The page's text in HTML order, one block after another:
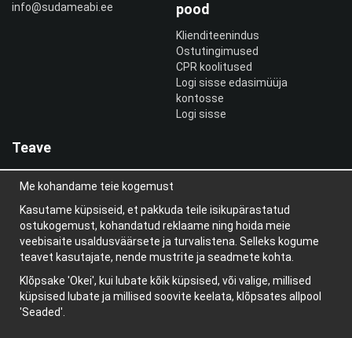
info@sudameabi.ee pood
Klienditeenindus
Ostutingimused
CPR koolitused
Logi sisse edasimüüja
kontosse
Logi sisse
Teave
Meist
uudiskiri
Teave küpsiste kohta
Blogi
Me kohandame teie kogemust
Kasutame küpsiseid, et pakkuda teile isikupärastatud
ostukogemust, kohandatud reklaame ning hoida meie
veebisaite usaldusväärsete ja turvalistena. Selleks kogume
teavet kasutajate, nende mustrite ja seadmete kohta.
Klõpsake 'Okei', kui lubate kõik küpsised, või valige, millised
küpsised lubate ja millised soovite keelata, klõpsates allpool
'Seaded'.